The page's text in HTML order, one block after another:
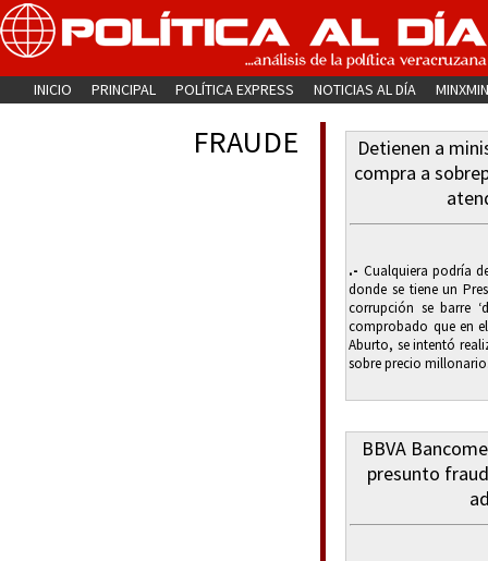
INICIO PRINCIPAL POLÍTICA EXPRESS NOTICIAS AL DÍA
FRAUDE
Detienen a
compra a
.- Cualquiera podría
donde se tiene un
corrupción se barre
comprobado que en
Aburto, se intentó
sobre precio
BBVA
presunto